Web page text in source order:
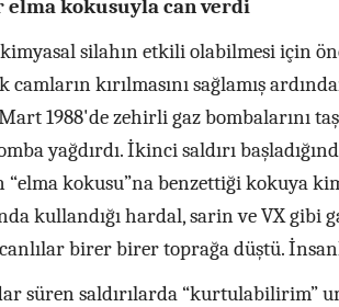
kokusuyla can verdi
silahın etkili olabilmesi için
kırılmasını sağlamış
1988'de zehirli gaz bombalarını
yağdırdı. İkinci saldırı
kokusu”na benzettiği kokuya
kullandığı hardal, sarin ve VX gibi
canlılar birer birer toprağa düştü.
süren saldırılarda “kurtulabilirim”